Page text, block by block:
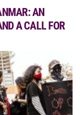
AN
A CALL FOR